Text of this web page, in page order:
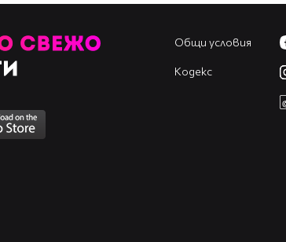
Общи условия
Кодекс